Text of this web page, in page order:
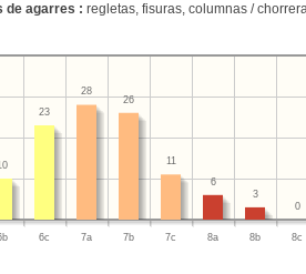
de agarres : regletas, fisuras, columnas /
6c 7a 7b 7c 8a 8b 8c
0
3
6
11
26
28
23